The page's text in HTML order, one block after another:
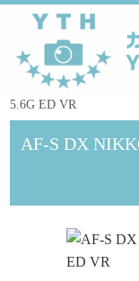
YTHカメラ >
5.6G ED VR
AF-S DX